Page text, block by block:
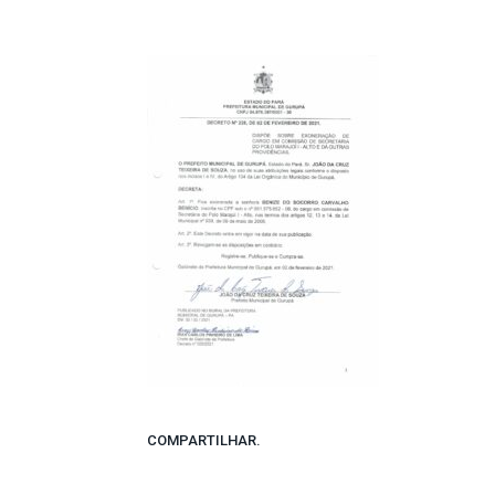
COMPARTILHAR.